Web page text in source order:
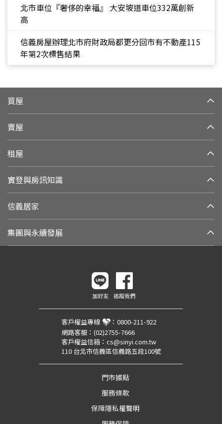
北市車位『奢侈的幸福』 大安坡道車位332萬創新
高
信義房屋辦理北市府財政局都更分回市有不動產115
年第2次標售結果
買屋
賣屋
租屋
實登與房訊知識
信義居家
集團與永續發展
加好友 追蹤我們
客戶權益專線 ： 0800-211-922
網路客服： (02)2755-7666
客戶權益信箱： cs@sinyi.com.tw
110 台北市信義區信義路五段100號
門市據點
服務條款
保障隱私權聲明